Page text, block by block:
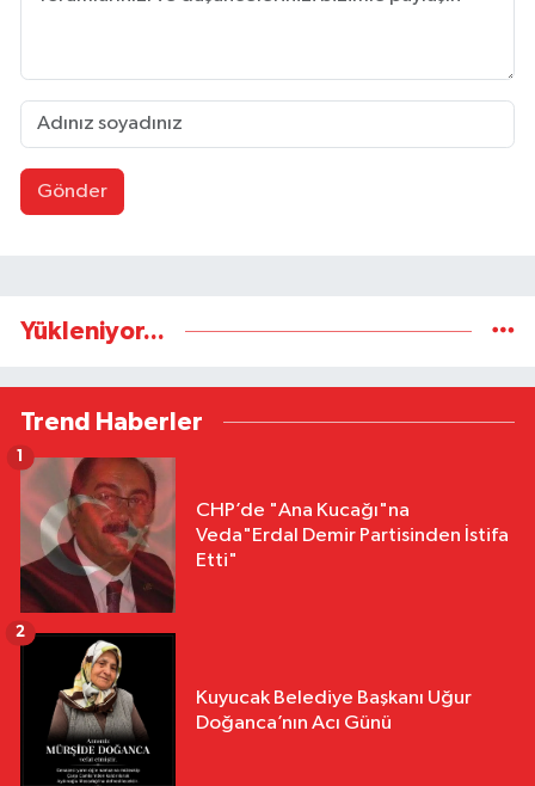
Gönder
Yükleniyor...
Trend Haberler
CHP’de "Ana Kucağı"na
Veda"Erdal Demir Partisinden İstifa
Etti"
Kuyucak Belediye Başkanı Uğur
Doğanca’nın Acı Günü
2